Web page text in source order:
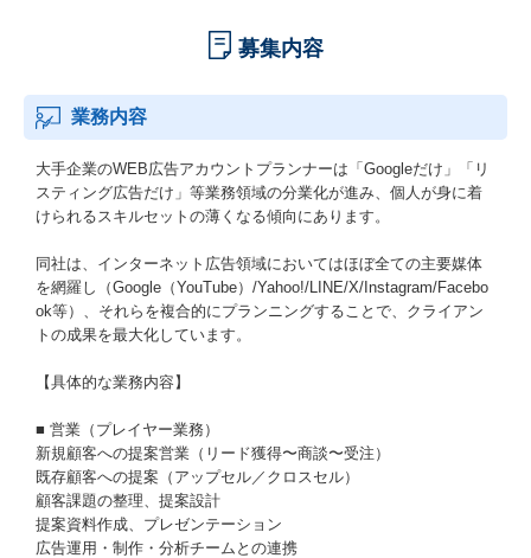
募集内容
業務内容
大手企業のWEB広告アカウントプランナーは「Googleだけ」「リ
スティング広告だけ」等業務領域の分業化が進み、個人が身に着
けられるスキルセットの薄くなる傾向にあります。
同社は、インターネット広告領域においてはほぼ全ての主要媒体
を網羅し（Google（YouTube）/Yahoo!/LINE/X/Instagram/Facebo
ok等）、それらを複合的にプランニングすることで、クライアン
トの成果を最大化しています。
【具体的な業務内容】
■ 営業（プレイヤー業務）
新規顧客への提案営業（リード獲得〜商談〜受注）
既存顧客への提案（アップセル／クロスセル）
顧客課題の整理、提案設計
提案資料作成、プレゼンテーション
広告運用・制作・分析チームとの連携